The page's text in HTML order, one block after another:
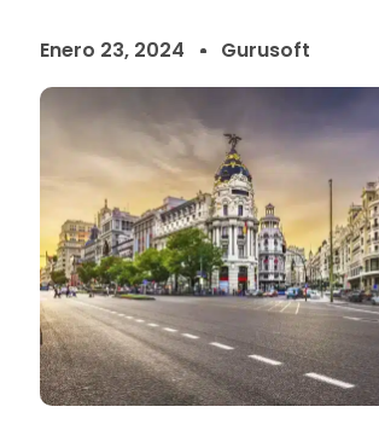
Enero 23, 2024 Gurusoft